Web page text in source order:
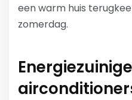
een warm huis
zomerdag.
Energiezuinige